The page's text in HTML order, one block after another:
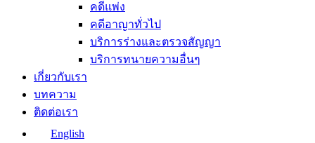
คดีแพ่ง
คดีอาญาทั่วไป
บริการร่างและตรวจสัญญา
บริการทนายความอื่นๆ
เกี่ยวกับเรา
บทความ
ติดต่อเรา
English